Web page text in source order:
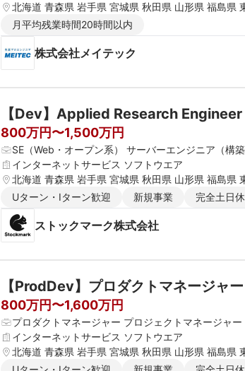
北海道 青森県 岩手県 宮城県 秋田県 山形県 福島県
県 新潟県 石川県 福井県 長野県 大阪府 京都府 兵
高知県 福岡県 佐賀県 長崎県 熊本県 大分県 宮崎県
月平均残業時間20時間以内
株式会社メイテック
800万円〜1,500万円
SE（Web・オープン系） サーバーエンジニア（構
インターネットサービス ソフトウエア
北海道 青森県 岩手県 宮城県 秋田県 山形県 福島県
県 新潟県 富山県 石川県 福井県 長野県 大阪府 京都
愛媛県 高知県 福岡県 佐賀県 長崎県 熊本県 大分県
Uターン・Iターン歓迎 新規事業 完全土日
ストックマーク株式会社
【ProdDev】プロダクトマネージャ
800万円〜1,600万円
プロダクトマネージャー プロジェクトマネージャ
インターネットサービス ソフトウエア
北海道 青森県 岩手県 宮城県 秋田県 山形県 福島県
県 新潟県 富山県 石川県 福井県 長野県 大阪府 京都